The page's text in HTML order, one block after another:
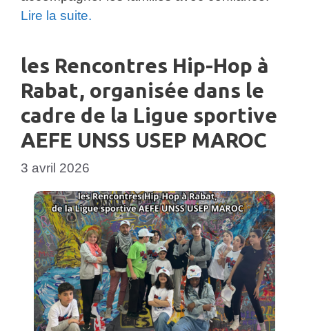
Lire la suite.
les Rencontres Hip-Hop à
Rabat, organisée dans le
cadre de la Ligue sportive
AEFE UNSS USEP MAROC
3 avril 2026